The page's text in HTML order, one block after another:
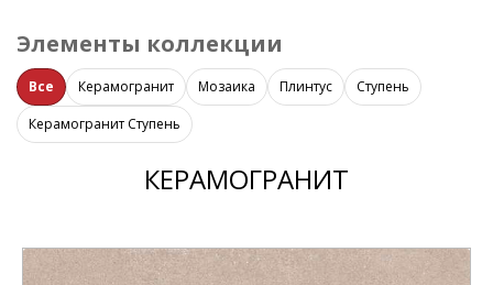
Элементы коллекции
Все Керамогранит Мозаика Плинтус
Ступень
Керамогранит Ступень
КЕРАМОГРАНИТ